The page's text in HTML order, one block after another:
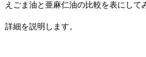
えごま油と亜麻仁油の比較を表にして
詳細を説明します。